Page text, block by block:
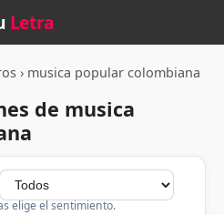
Letra
› musica popular colombiana
de musica
elige el sentimiento.